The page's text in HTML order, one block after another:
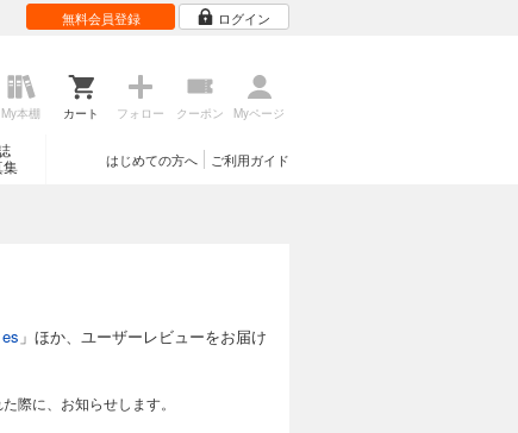
無料会員登録 ログイン
My本棚 カート フォロー クーポン Myページ
ご利用ガイド
はじめての方へ
」ほか、ユーザーレビューをお届け
際に、お知らせします。